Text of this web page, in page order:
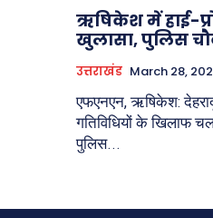
ऋषिकेश में हाई-
खुलासा, पुलिस
उत्तराखंड March 28,
एफएनएन, ऋषिकेश:
गतिविधियों के खिलाफ
पुलिस...